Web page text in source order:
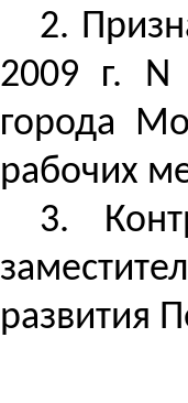
2.
2009 г.
города
рабочих
3.
развития